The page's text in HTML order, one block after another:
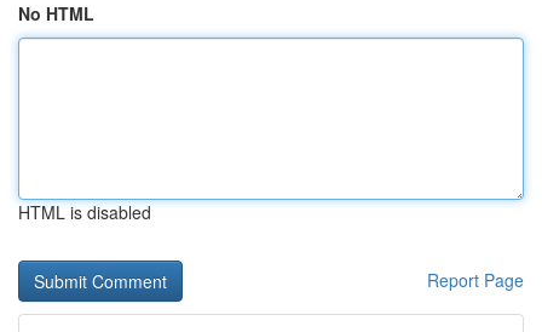
No HTML
HTML is disabled
Report Page